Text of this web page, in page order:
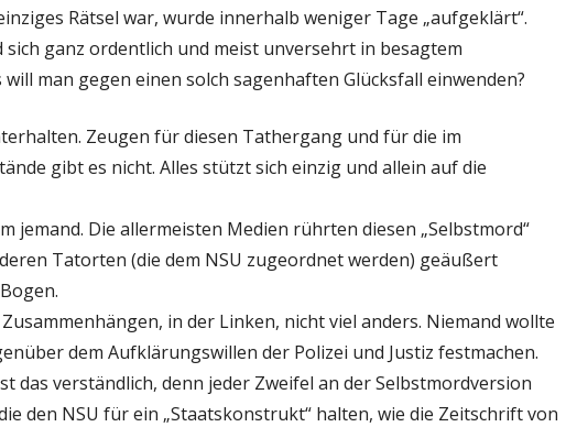
Rätsel war, wurde innerhalb weniger Tage „aufgeklärt“.
sich ganz ordentlich und meist unversehrt in besagtem
man gegen einen solch sagenhaften Glücksfall einwenden?
Zeugen für diesen Tathergang und für die im
gibt es nicht. Alles stützt sich einzig und allein auf die
jemand. Die allermeisten Medien rührten diesen „Selbstmord“
Tatorten (die dem NSU zugeordnet werden) geäußert
in der Linken, nicht viel anders. Niemand wollte
dem Aufklärungswillen der Polizei und Justiz festmachen.
das verständlich, denn jeder Zweifel an der Selbstmordversion
den NSU für ein „Staatskonstrukt“ halten, wie die Zeitschrift von